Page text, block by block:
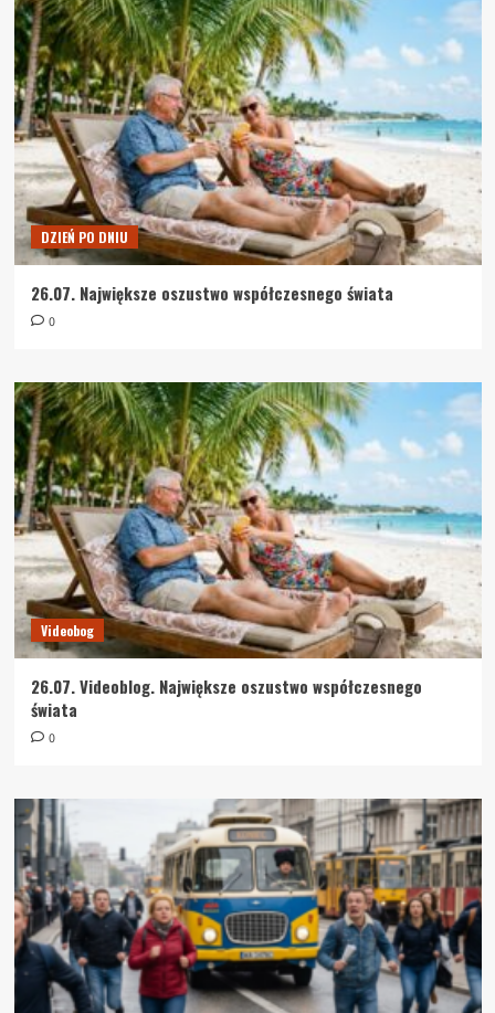
DZIEŃ PO DNIU
26.07. Największe oszustwo współczesnego świata
0
Videobog
26.07. Videoblog. Największe oszustwo współczesnego
świata
0